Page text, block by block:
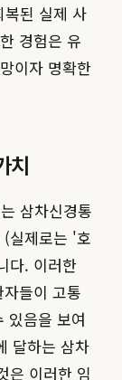
복된 실제 사
경험은 유
이자 명확한
치
삼차신경통
실제로는 '호
다. 이러한
들이 고통
있음을 보여
달하는 삼차
은 이러한 임